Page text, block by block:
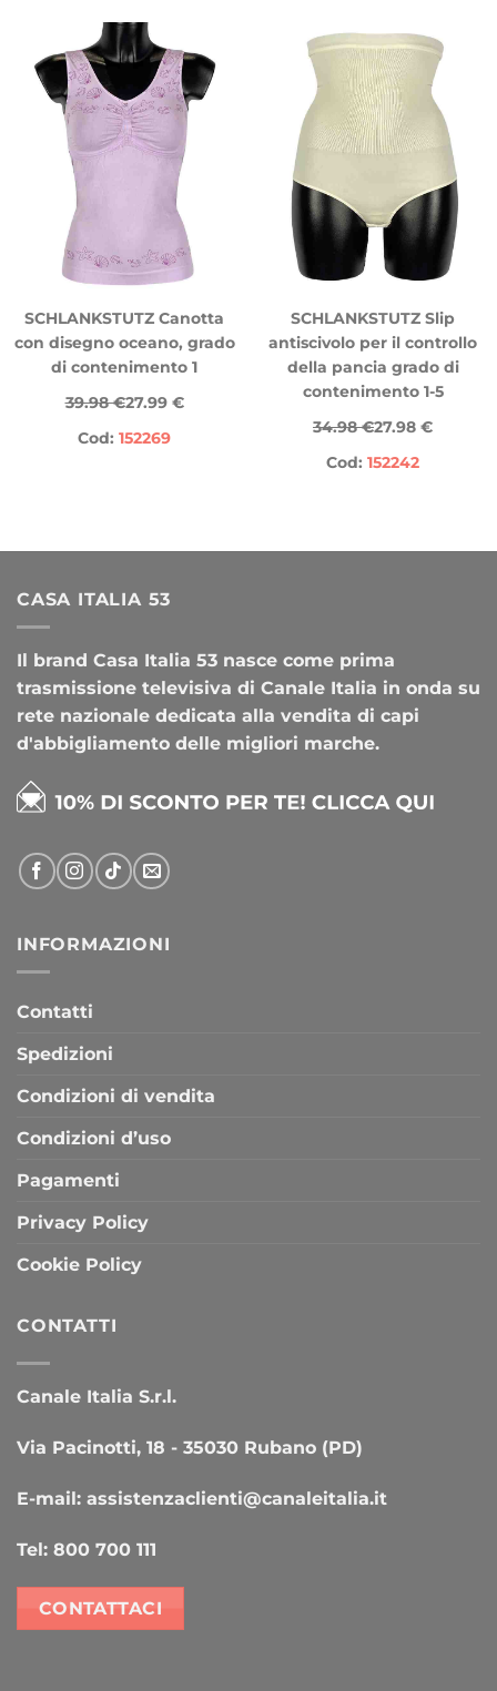
SCHLANKSTUTZ Canotta
con disegno oceano, grado
di contenimento 1
39.98 €27.99 €
Cod: 152269
SCHLANKSTUTZ Slip
antiscivolo per il controllo
della pancia grado di
contenimento 1-5
34.98 €27.98 €
Cod: 152242
CASA ITALIA 53
Il brand Casa Italia 53 nasce come prima
trasmissione televisiva di Canale Italia in onda su
rete nazionale dedicata alla vendita di capi
d'abbigliamento delle migliori marche.
INFORMAZIONI
Contatti
Spedizioni
Condizioni di vendita
Condizioni d’uso
Pagamenti
Privacy Policy
Cookie Policy
CONTATTI
Canale Italia S.r.l.
Via Pacinotti, 18 - 35030 Rubano (PD)
E-mail: assistenzaclienti@canaleitalia.it
Tel: 800 700 111
CONTATTACI